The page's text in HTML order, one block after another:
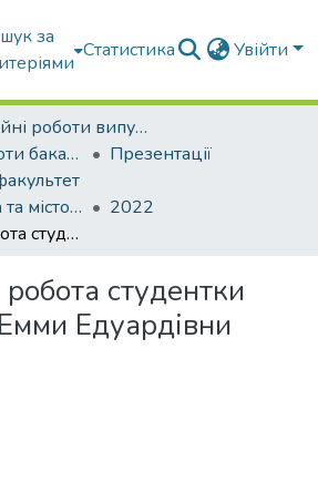
за
Статистика Увійти
Атестаційні роботи випускників
Атестаційні роботи бакалаврів
Презентації
191 Архітектура та містобудування
2022
Атестаційна робота студентки Воронкової Емми Едуардівни
студентки
Едуардівни